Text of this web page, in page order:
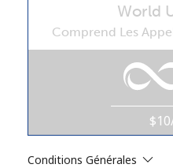
En créant un compte sur
World
Comprend Les
Conditions Générales